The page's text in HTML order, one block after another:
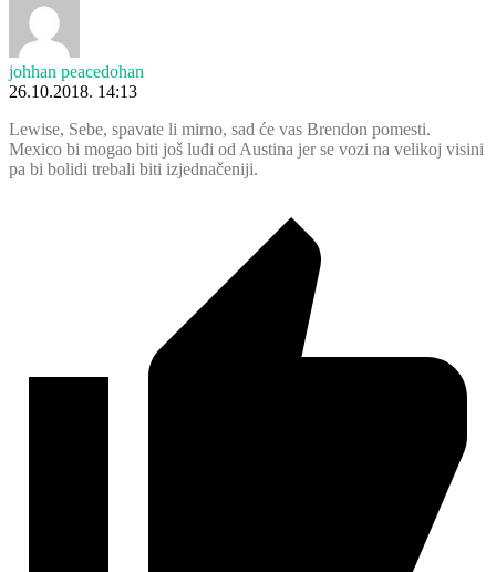
johhan peacedohan
26.10.2018. 14:13
Lewise, Sebe, spavate li mirno, sad će vas Brendon pomesti.
Mexico bi mogao biti još luđi od Austina jer se vozi na velikoj visini
pa bi bolidi trebali biti izjednačeniji.